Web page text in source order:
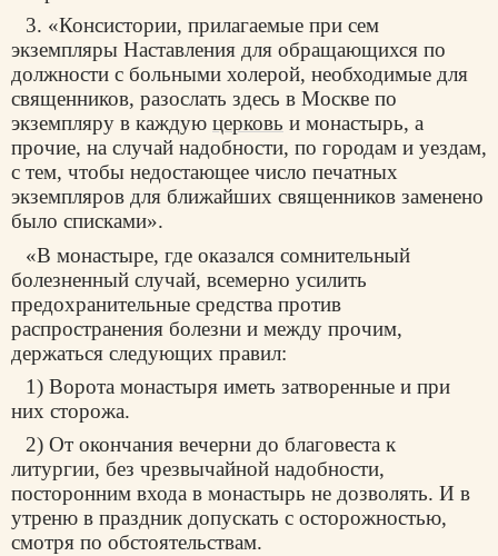
3. «Консистории, прилагаемые при сем
экземпляры Наставления для обращающихся по
должности с больными холерой, необходимые для
священников, разослать здесь в Москве по
экземпляру в каждую церковь и монастырь, а
прочие, на случай надобности, по городам и уездам,
с тем, чтобы недостающее число печатных
экземпляров для ближайших священников заменено
было списками».
«В монастыре, где оказался сомнительный
болезненный случай, всемерно усилить
предохранительные средства против
распространения болезни и между прочим,
держаться следующих правил:
1) Ворота монастыря иметь затворенные и при
них сторожа.
2) От окончания вечерни до благовеста к
литургии, без чрезвычайной надобности,
посторонним входа в монастырь не дозволять. И в
утреню в праздник допускать с осторожностью,
смотря по обстоятельствам.